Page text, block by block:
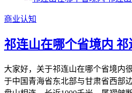
商业认知
祁连山在哪个省境内
大家好，关于祁连山在哪个省境内
于中国青海省东北部与甘肃省西部